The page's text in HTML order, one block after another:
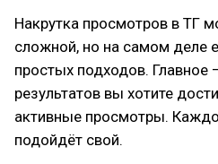
Накрутка просмотров в ТГ
сложной, но на самом деле
простых подходов. Главное
результатов вы хотите
активные просмотры.
подойдёт свой.